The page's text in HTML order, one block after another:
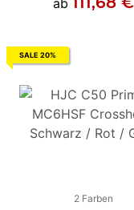
ab
SALE 20%
2 Farben